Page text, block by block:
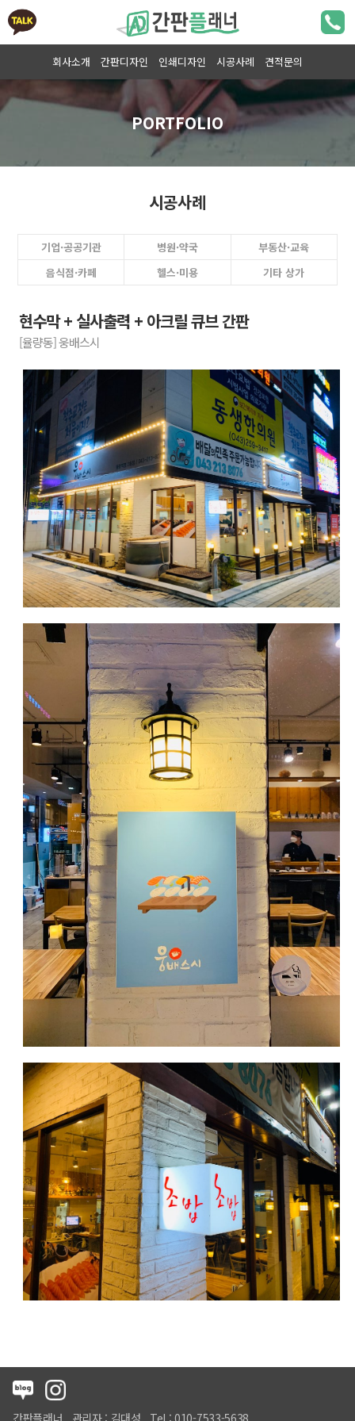
회사소개 간판디자인 인쇄디자인 시공사례 견적문의
시공사례
기업·공공기관 병원·약국
부동산·교육
음식점·카페
헬스·미용 기타 상가
현수막 + 실사출력 + 아크릴 큐브 간판
[율량동] 웅배스시
간판플래너 관리자 : 김대성 Tel : 010-7533-5638